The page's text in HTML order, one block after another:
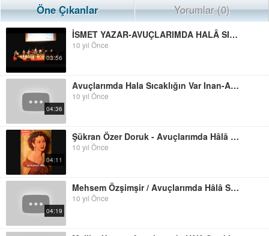
Öne Çıkanlar Yorumlar (0)
03:56
İSMET YAZAR-AVUÇLARIMDA HALÂ SICAKLIĞIN VAR İNAN (DOYSAL)
10 yıl Önce
04:36
Avuçlarımda Hala Sıcaklığın Var Inan-Ayşe TAŞ
10 yıl Önce
04:11
Şükran Özer Doruk - Avuçlarımda Hâlâ Sıcaklığın Var Inan
10 yıl Önce
04:19
Mehsem Özşimşir / Avuçlarımda Hâlâ Sıcaklığın Var Inan
10 yıl Önce